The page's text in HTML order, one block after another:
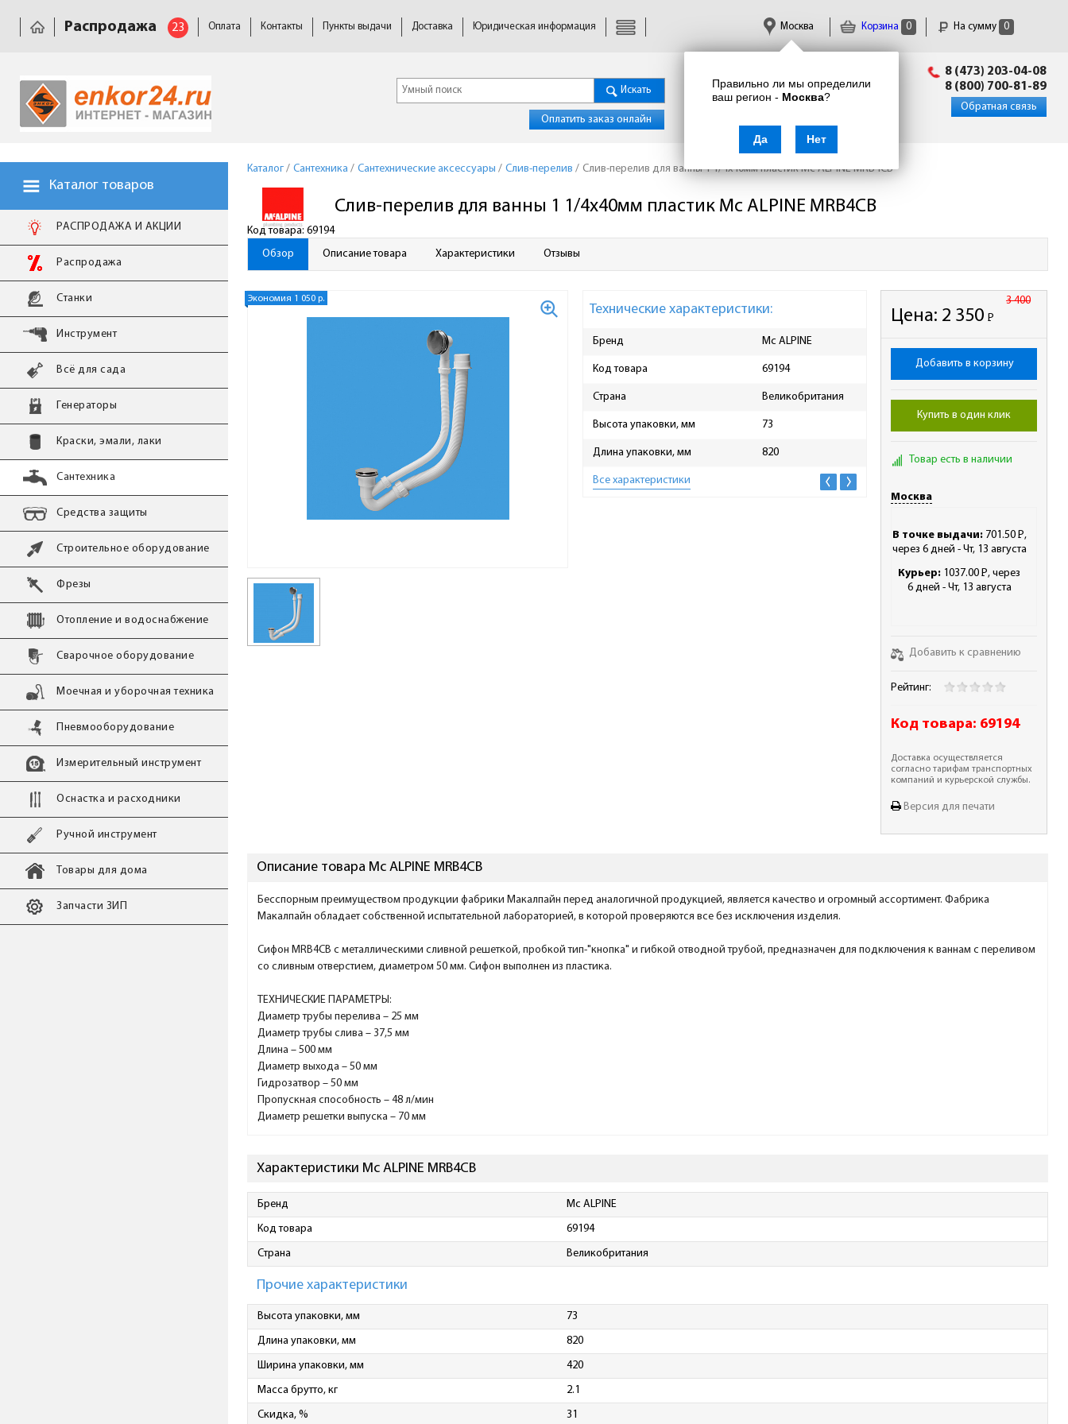
Корзина 0 На сумму 0
Правильно ли мы определили
ваш регион - Москва?
Да Нет
Москва
Распродажа 23 Оплата Контакты Пункты выдачи Доставка Юридическая информация
Искать
Оплатить заказ онлайн
info@enkor24.ru
8 (473) 203-04-08
8 (800) 700-81-89
Обратная связь
Каталог товаров
РАСПРОДАЖА И АКЦИИ
Распродажа
Станки
Инструмент
Всё для сада
Генераторы
Краски, эмали, лаки
Сантехника
Средства защиты
Строительное оборудование
Фрезы
Отопление и водоснабжение
Сварочное оборудование
Моечная и уборочная техника
Пневмооборудование
Измерительный инструмент
Оснастка и расходники
Ручной инструмент
Товары для дома
Запчасти ЗИП
Каталог / Сантехника / Сантехнические аксессуары / Слив-перелив / Слив-перелив для ванны 1 1/4х40мм пластик Mc ALPINE MRB4CB
Код товара: 69194
Слив-перелив для ванны 1 1/4х40мм пластик Mc ALPINE MRB4CB
Обзор Описание товара Характеристики Отзывы
Экономия 1 050 р.
Технические характеристики:
Бренд Mc ALPINE
Код товара 69194
Страна Великобритания
Высота упаковки, мм 73
Длина упаковки, мм 820
Масса брутто, кг
Скидка, %
Все характеристики
Цена:
3 400
2 350Р
-
Добавить в корзину
Купить в один клик
Товар есть в наличии
Москва
В точке выдачи: 701.50 Р
- ,
через 6 дней - Чт, 13 августа
Курьер: 1037.00Р
- , через
6 дней - Чт, 13 августа
Добавить к сравнению
Рейтинг:
Код товара: 69194
Доставка осуществляется
согласно тарифам транспортных
компаний и курьерской службы.
Версия для печати
Описание товара Mc ALPINE MRB4CB
Бесспорным преимуществом продукции фабрики Макалпайн перед аналогичной продукцией, является качество и огромный ассортимент. Фабрика
Макалпайн обладает собственной испытательной лабораторией, в которой проверяются все без исключения изделия.
Сифон MRB4CB с металлическими сливной решеткой, пробкой тип-"кнопка" и гибкой отводной трубой, предназначен для подключения к ваннам с переливом
со сливным отверстием, диаметром 50 мм. Сифон выполнен из пластика.
ТЕХНИЧЕСКИЕ ПАРАМЕТРЫ:
Диаметр трубы перелива – 25 мм
Диаметр трубы слива – 37,5 мм
Длина – 500 мм
Диаметр выхода – 50 мм
Гидрозатвор – 50 мм
Пропускная способность – 48 л/мин
Диаметр решетки выпуска – 70 мм
Характеристики Mc ALPINE MRB4CB
Бренд Mc ALPINE
Код товара 69194
Страна Великобритания
Прочие характеристики
Высота упаковки, мм 73
Длина упаковки, мм 820
Ширина упаковки, мм 420
Масса брутто, кг 2.1
Скидка, % 31